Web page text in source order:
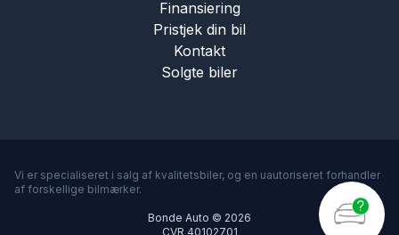
Finansiering
Pristjek din bil
Kontakt
Solgte biler
Vi er specialiseret i salg af kvalitetsbiler, og en uautoriseret forhandler
af forskellige bilmærker.
Bonde Auto © 2026
CVR 40102701